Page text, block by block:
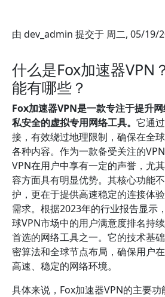
由 dev_admin 提交于 周二, 05/19/
什么是Fox加速器VPN
能有哪些？
Fox加速器VPN是一款专注于提升
私安全的虚拟专用网络工具。 它通
接，有效绕过地理限制，确保在全
各种内容。作为一款备受关注的
VPN在用户中享有一定的声誉，尤
容方面具有明显优势。其核心功能
护，更在于提供高速稳定的连接体
需求。根据2023年的行业报告显示
球VPN市场中的用户满意度排名持
首选的网络工具之一。它的技术基
密算法和全球节点布局，确保用户
高速、稳定的网络环境。
具体来说，Fox加速器VPN的主要